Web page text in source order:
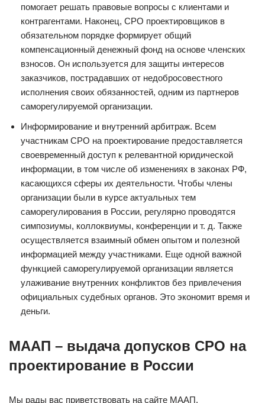
помогает решать правовые вопросы с клиентами и
контрагентами. Наконец, СРО проектировщиков в
обязательном порядке формирует общий
компенсационный денежный фонд на основе членских
взносов. Он используется для защиты интересов
заказчиков, пострадавших от недобросовестного
исполнения своих обязанностей, одним из партнеров
саморегулируемой организации.
Информирование и внутренний арбитраж. Всем
участникам СРО на проектирование предоставляется
своевременный доступ к релевантной юридической
информации, в том числе об изменениях в законах РФ,
касающихся сферы их деятельности. Чтобы члены
организации были в курсе актуальных тем
саморегулирования в России, регулярно проводятся
симпозиумы, коллоквиумы, конференции и т. д. Также
осуществляется взаимный обмен опытом и полезной
информацией между участниками. Еще одной важной
функцией саморегулируемой организации является
улаживание внутренних конфликтов без привлечения
официальных судебных органов. Это экономит время и
деньги.
МААП – выдача допусков СРО на
проектирование в России
Мы рады вас приветствовать на сайте МААП.